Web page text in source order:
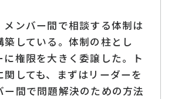
メンバー間で相談する体制は
築している。体制の柱とし
に権限を大きく委譲した。ト
関しても、まずはリーダーを
ー間で問題解決のための方法